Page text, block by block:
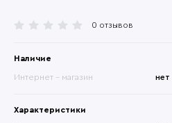
0 отзывов
Наличие
Интернет - магазин нет
Характеристики